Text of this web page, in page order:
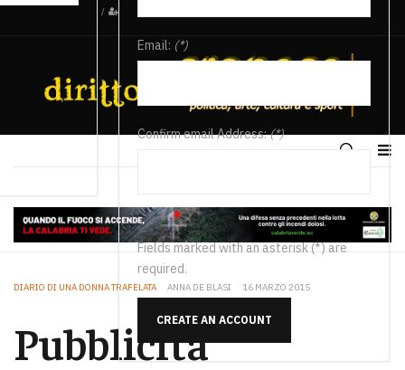
/
Email: (*)
Confirm email Address:(*)
Fields marked with an asterisk (*) are
required.
CREATE AN ACCOUNT
DIARIO DI UNA DONNA TRAFELATA ANNA DE BLASI 16 MARZO 2015
Pubblicità